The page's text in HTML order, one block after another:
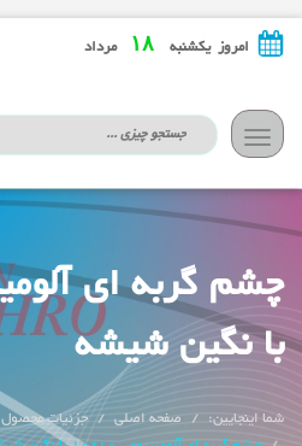
امروز یکشنبه مرداد
تعویض
ناوبری
با نگین شیشه
شما اینجایین: صفحه اصلی
جزئیات محصول